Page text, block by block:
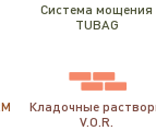
Система мощения
TUBAG
Кладочные
V.O.R.